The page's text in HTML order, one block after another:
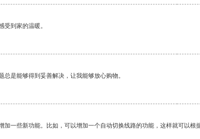
到家的温暖。
是能够得到妥善解决，让我能够放心购物。
一些新功能。比如，可以增加一个自动切换线路的功能，这样就可以根